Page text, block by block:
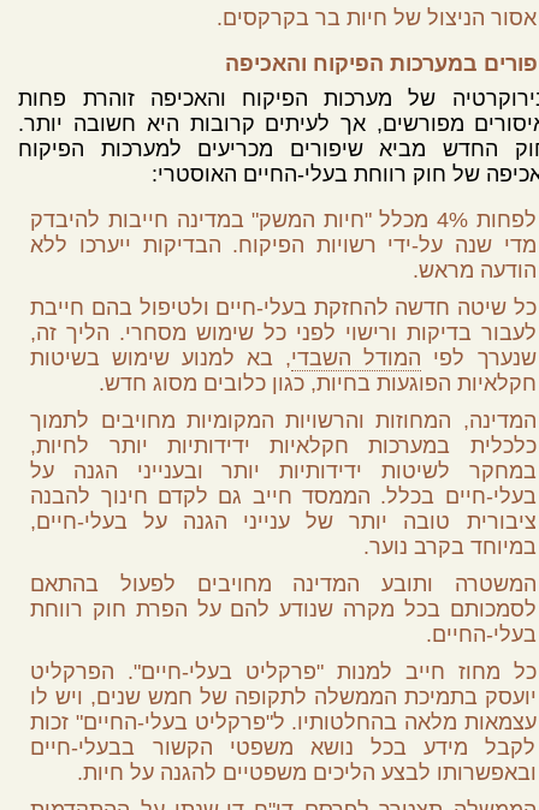
אסור הניצול של חיות בר בקרקסים.
במערכות הפיקוח והאכיפה
של מערכות הפיקוח והאכיפה זוהרת פחות
מפורשים, אך לעיתים קרובות היא חשובה יותר.
החדש מביא שיפורים מכריעים למערכות הפיקוח
של חוק רווחת בעלי-החיים האוסטרי:
לפחות 4% מכלל "חיות המשק" במדינה חייבות להיבדק
מדי שנה על-ידי רשויות הפיקוח. הבדיקות ייערכו ללא
הודעה מראש.
כל שיטה חדשה להחזקת בעלי-חיים ולטיפול בהם חייבת
לעבור בדיקות ורישוי לפני כל שימוש מסחרי. הליך זה,
שנערך לפי המודל השבדי, בא למנוע שימוש בשיטות
חקלאיות הפוגעות בחיות, כגון כלובים מסוג חדש.
המדינה, המחוזות והרשויות המקומיות מחויבים לתמוך
כלכלית במערכות חקלאיות ידידותיות יותר לחיות,
במחקר לשיטות ידידותיות יותר ובענייני הגנה על
בעלי-חיים בכלל. הממסד חייב גם לקדם חינוך להבנה
ציבורית טובה יותר של ענייני הגנה על בעלי-חיים,
במיוחד בקרב נוער.
המשטרה ותובע המדינה מחויבים לפעול בהתאם
לסמכותם בכל מקרה שנודע להם על הפרת חוק רווחת
בעלי-החיים.
כל מחוז חייב למנות "פרקליט בעלי-חיים". הפרקליט
יועסק בתמיכת הממשלה לתקופה של חמש שנים, ויש לו
עצמאות מלאה בהחלטותיו. ל"פרקליט בעלי-החיים" זכות
לקבל מידע בכל נושא משפטי הקשור בבעלי-חיים
ובאפשרותו לבצע הליכים משפטיים להגנה על חיות.